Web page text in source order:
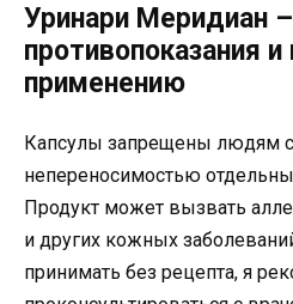
Уринари Меридиан –
противопоказания и
применению
Капсулы запрещены людям
непереносимостью
Продукт может вызвать
и других кожных
принимать без рецепта, я